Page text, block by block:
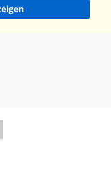
wie hier. Also
Dann BC, also